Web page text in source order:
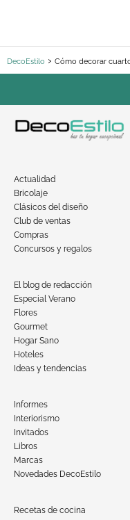
DecoEstilo Cómo decorar
Actualidad
Bricolaje
Clásicos del diseño
Club de ventas
Compras
Concursos y regalos
El blog de redacción
Especial Verano
Flores
Gourmet
Hogar Sano
Hoteles
Ideas y tendencias
Informes
Interiorismo
Invitados
Libros
Marcas
Novedades DecoEstilo
Recetas de cocina